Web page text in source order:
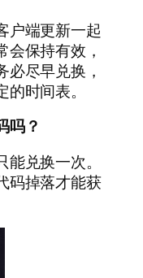
户端更新一起
会保持有效，
必尽早兑换，
时间表。
吗？
兑换一次。
码掉落才能获